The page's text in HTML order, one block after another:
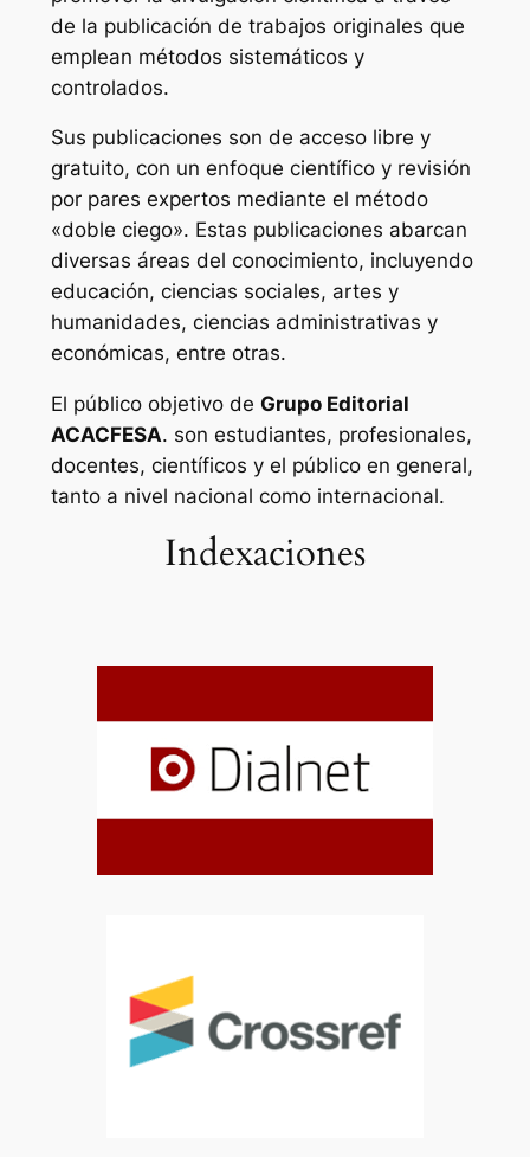
de la publicación de trabajos originales que
emplean métodos sistemáticos y
controlados.
Sus publicaciones son de acceso libre y
gratuito, con un enfoque científico y revisión
por pares expertos mediante el método
«doble ciego». Estas publicaciones abarcan
diversas áreas del conocimiento, incluyendo
educación, ciencias sociales, artes y
humanidades, ciencias administrativas y
económicas, entre otras.
El público objetivo de Grupo Editorial
ACACFESA. son estudiantes, profesionales,
docentes, científicos y el público en general,
tanto a nivel nacional como internacional.
Indexaciones